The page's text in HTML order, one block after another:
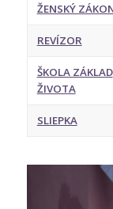
ŽENSKÝ
REVÍZOR
ŠKOLA ZÁKLAD
ŽIVOTA
SLIEPKA